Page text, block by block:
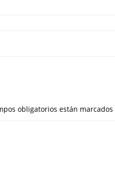
obligatorios están marcados